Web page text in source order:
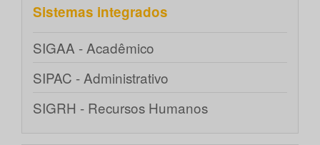
Sistemas integrados
SIGAA - Acadêmico
SIPAC - Administrativo
SIGRH - Recursos Humanos